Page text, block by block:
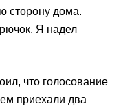
сторону дома.
Я надел
что голосование
приехали два